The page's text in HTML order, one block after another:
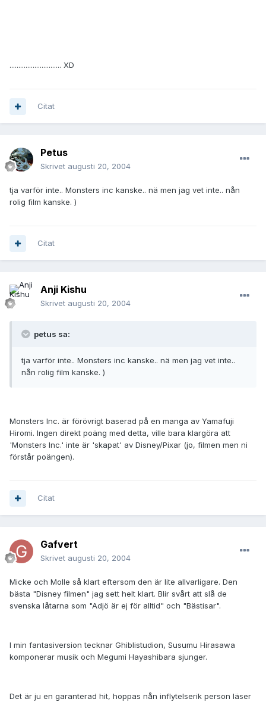
............................. XD
Citat
Petus
Skrivet augusti 20, 2004
tja varför inte.. Monsters inc kanske.. nä men jag vet inte.. nån
rolig film kanske. )
Citat
Anji Kishu
Skrivet augusti 20, 2004
petus sa:
tja varför inte.. Monsters inc kanske.. nä men jag vet inte..
nån rolig film kanske. )
Monsters Inc. är förövrigt baserad på en manga av Yamafuji
Hiromi. Ingen direkt poäng med detta, ville bara klargöra att
'Monsters Inc.' inte är 'skapat' av Disney/Pixar (jo, filmen men ni
förstår poängen).
Citat
Gafvert
Skrivet augusti 20, 2004
Micke och Molle så klart eftersom den är lite allvarligare. Den
bästa "Disney filmen" jag sett helt klart. Blir svårt att slå de
svenska låtarna som "Adjö är ej för alltid" och "Bästisar".
I min fantasiversion tecknar Ghiblistudion, Susumu Hirasawa
komponerar musik och Megumi Hayashibara sjunger.
Det är ju en garanterad hit, hoppas nån inflytelserik person läser